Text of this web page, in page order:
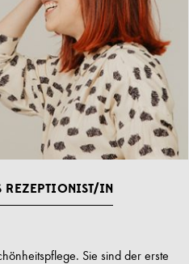
REZEPTIONIST/IN
Sie sind der erste